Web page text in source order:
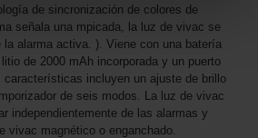
de sincronización de colores de
señala una mpicada, la luz de vivac se
la alarma activa. ). Viene con una batería
de 2000 mAh incorporada y un puerto
características incluyen un ajuste de brillo
de seis modos. La luz de vivac
independientemente de las alarmas y
vivac magnético o enganchado.